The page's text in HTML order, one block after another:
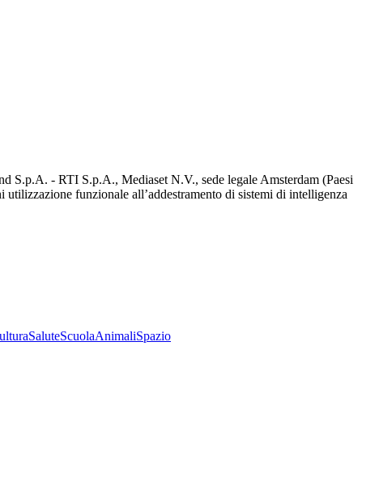
- RTI S.p.A., Mediaset N.V., sede legale Amsterdam (Paesi
funzionale all’addestramento di sistemi di intelligenza
SaluteScuolaAnimaliSpazio